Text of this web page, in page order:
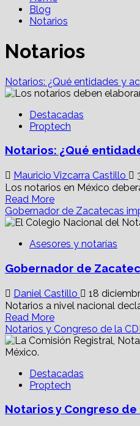
Blog
Notarios
Notarios
Notarios: ¿Qué entidades y
Destacadas
Proptech
Notarios: ¿Qué
Mauricio Vizcarra Castillo
Los notarios en México
Read MoreRead
more
about
¿Qué
y
se
deben
cuidar
ante
el
la
UIF?
Gobernador de Zacatecas
Asesores y notarías
Gobernador de
Daniel Castillo
18
Notarios a nivel nacional
Read MoreRead
more
about
Zacatecas
impondría
por
Notarios y Congreso de la
Destacadas
Proptech
Notarios y Congreso